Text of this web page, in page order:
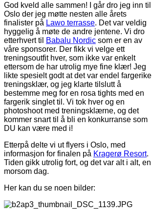
God kveld alle sammen! I går dro jeg inn til
Oslo der jeg møtte nesten alle årets
finalister på Lawo terrasse. Det var veldig
hyggelig å møte de andre jentene. Vi dro
etterhvert til
Babalu Nordic som er en av
våre sponsorer. Der fikk vi velge ett
treningsoutfit hver, som ikke var enkelt
ettersom de har utrolig mye fine klær! Jeg
likte spesielt godt at det var endel fargerike
treningsklær, og jeg klarte tilslutt å
bestemme meg for en rosa tights med en
fargerik singlet til. Vi tok hver og en
photoshoot med treningsklærne, og det
kommer snart til å bli en konkurranse som
DU kan være med i!
Etterpå delte vi ut flyers i Oslo, med
informasjon for finalen på Kragerø Resort.
Tiden gikk utrolig fort, og det var alt i alt, en
morsom dag.
Her kan du se noen bilder: